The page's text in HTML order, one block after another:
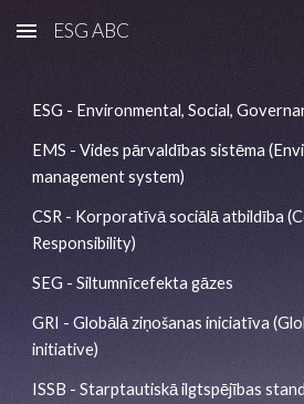
Skip to main content
ESG ABC
ESG - Environmental, Social,
EMS - Vides pārvaldības sistēma
management system)
CSR - Korporatīvā sociālā atbildība (
Responsibility)
SEG - Siltumnīcefekta gāzes
GRI - Globālā ziņošanas iniciatīva
initiative)
ISSB - Starptautiskā ilgtspējības